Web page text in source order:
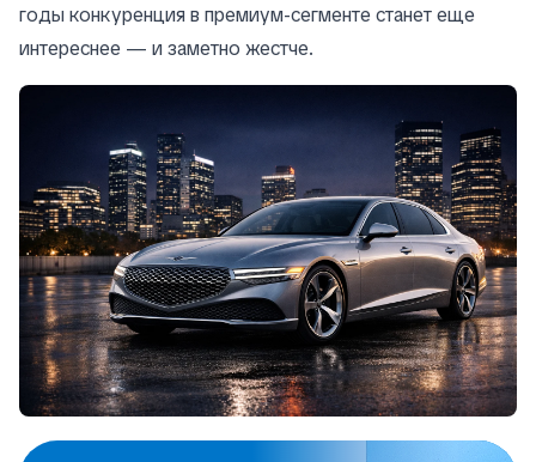
годы конкуренция в премиум-сегменте станет еще
интереснее — и заметно жестче.